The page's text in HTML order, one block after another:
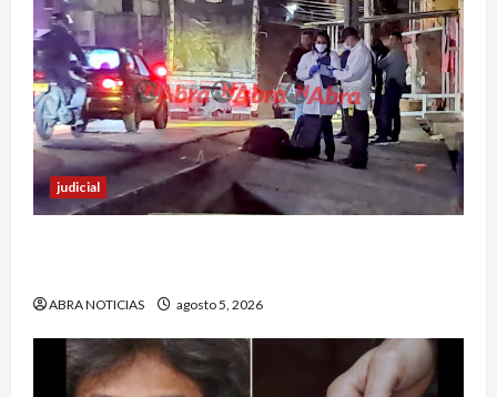
judicial
ABRA NOTICIAS agosto 5, 2026